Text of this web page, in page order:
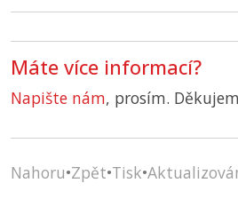
Máte více informací?
Napište nám, prosím.
Nahoru•Zpět•Tisk•